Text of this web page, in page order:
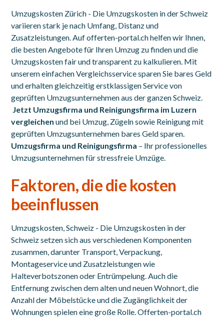
Umzugskosten Zürich - Die Umzugskosten in der Schweiz
variieren stark je nach Umfang, Distanz und
Zusatzleistungen. Auf offerten-portal.ch helfen wir Ihnen,
die besten Angebote für Ihren Umzug zu finden und die
Umzugskosten fair und transparent zu kalkulieren. Mit
unserem einfachen Vergleichsservice sparen Sie bares Geld
und erhalten gleichzeitig erstklassigen Service von
geprüften Umzugsunternehmen aus der ganzen Schweiz.
Jetzt Umzugsfirma und Reinigungsfirma im Luzern
vergleichen und bei Umzug, Zügeln sowie Reinigung mit
geprüften Umzugsunternehmen bares Geld sparen.
Umzugsfirma und Reinigungsfirma – Ihr professionelles
Umzugsunternehmen für stressfreie Umzüge.
Faktoren, die die kosten
beeinflussen
Umzugskosten, Schweiz - Die Umzugskosten in der
Schweiz setzen sich aus verschiedenen Komponenten
zusammen, darunter Transport, Verpackung,
Montageservice und Zusatzleistungen wie
Halteverbotszonen oder Entrümpelung. Auch die
Entfernung zwischen dem alten und neuen Wohnort, die
Anzahl der Möbelstücke und die Zugänglichkeit der
Wohnungen spielen eine große Rolle. Offerten-portal.ch